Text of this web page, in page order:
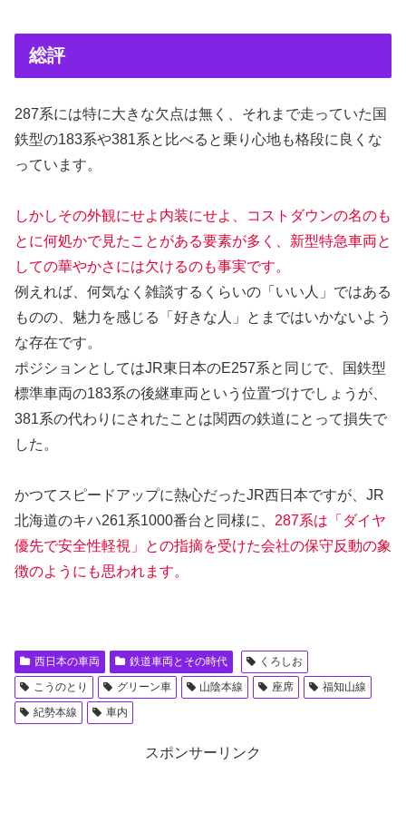
総評
287系には特に大きな欠点は無く、それまで走っていた国
鉄型の183系や381系と比べると乗り心地も格段に良くな
っています。
しかしその外観にせよ内装にせよ、コストダウンの名のも
とに何処かで見たことがある要素が多く、新型特急車両と
しての華やかさには欠けるのも事実です。
例えれば、何気なく雑談するくらいの「いい人」ではある
ものの、魅力を感じる「好きな人」とまではいかないよう
な存在です。
ポジションとしてはJR東日本のE257系と同じで、国鉄型
標準車両の183系の後継車両という位置づけでしょうが、
381系の代わりにされたことは関西の鉄道にとって損失で
した。
かつてスピードアップに熱心だったJR西日本ですが、JR
北海道のキハ261系1000番台と同様に、 287系は「ダイヤ
優先で安全性軽視」との指摘を受けた会社の保守反動の象
徴のようにも思われます。
西日本の車両 鉄道車両とその時代
くろしお
こうのとり
グリーン車 山陰本線 座席
福知山線
紀勢本線
車内
スポンサーリンク